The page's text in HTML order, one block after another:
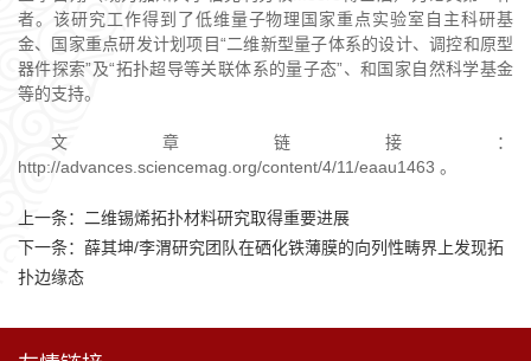
者。该研究工作得到了低维量子物理国家重点实验室自主科研基
金、国家重点研发计划项目“二维新型量子体系的设计、调控和原型
器件探索”及“拓扑超导等关联体系的量子态”、和国家自然科学基金
等的支持。
文章链接：
http://advances.sciencemag.org/content/4/11/eaau1463 。
上一条：
二维锡烯拓扑材料研究取得重要进展
下一条： 薛其坤/李渭研究团队在硒化铁薄膜的向列性畴界上发现拓
扑边缘态